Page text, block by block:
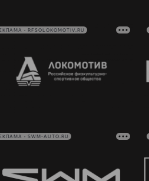
• RFSOLOKOMOTIV.RU
• SWM-AUTO.RU